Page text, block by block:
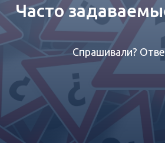
Часто
Спрашивали?